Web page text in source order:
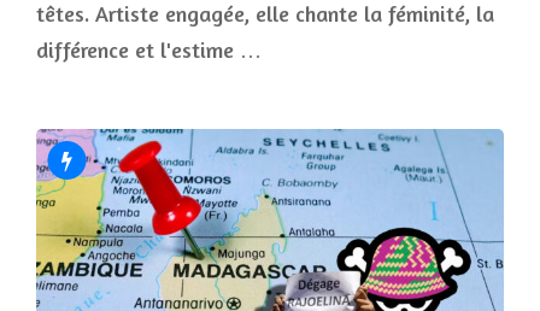
têtes. Artiste engagée, elle chante la féminité, la
différence et l'estime …